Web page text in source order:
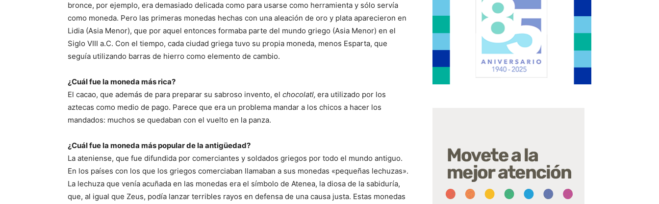
bronce, por ejemplo, era demasiado delicada como para usarse como herramienta y sólo servía
como moneda. Pero las primeras monedas hechas con una aleación de oro y plata aparecieron en
Lidia (Asia Menor), que por aquel entonces formaba parte del mundo griego (Asia Menor) en el
Siglo VIII a.C. Con el tiempo, cada ciudad griega tuvo su propia moneda, menos Esparta, que
seguía utilizando barras de hierro como elemento de cambio.
¿Cuál fue la moneda más rica?
El cacao, que además de para preparar su sabroso invento, el chocolatl, era utilizado por los
aztecas como medio de pago. Parece que era un problema mandar a los chicos a hacer los
mandados: muchos se quedaban con el vuelto en la panza.
¿Cuál fue la moneda más popular de la antigüedad?
La ateniense, que fue difundida por comerciantes y soldados griegos por todo el mundo antiguo.
En los países con los que los griegos comerciaban llamaban a sus monedas «pequeñas lechuzas».
La lechuza que venía acuñada en las monedas era el símbolo de Atenea, la diosa de la sabiduría,
que, al igual que Zeus, podía lanzar terribles rayos en defensa de una causa justa. Estas monedas